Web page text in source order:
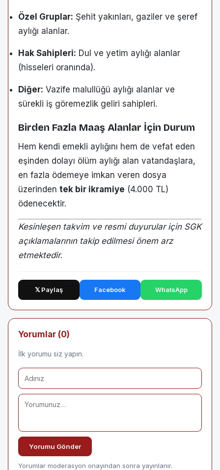
Özel Gruplar: Şehit yakınları, gaziler ve şeref
aylığı alanlar.
Hak Sahipleri: Dul ve yetim aylığı alanlar
(hisseleri oranında).
Diğer: Vazife malullüğü aylığı alanlar ve
sürekli iş göremezlik geliri sahipleri.
Birden Fazla Maaş Alanlar İçin Durum
Hem kendi emekli aylığını hem de vefat eden
eşinden dolayı ölüm aylığı alan vatandaşlara,
en fazla ödemeye imkan veren dosya
üzerinden tek bir ikramiye (4.000 TL)
ödenecektir.
Kesinleşen takvim ve resmi duyurular için SGK
açıklamalarının takip edilmesi önem arz
etmektedir.
𝕏 Paylaş Facebook WhatsApp
Yorumlar (0)
İlk yorumu siz yapın.
Yorumu Gönder
Yorumlar moderasyon onayından sonra yayınlanır.